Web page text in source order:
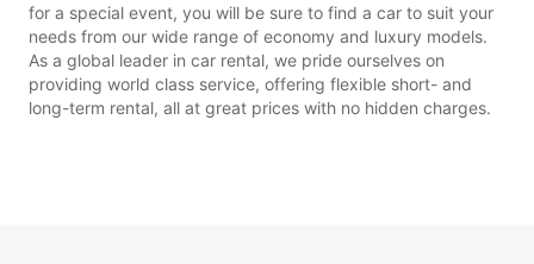
for a special event, you will be sure to find a car to suit your
needs from our wide range of economy and luxury models.
As a global leader in car rental, we pride ourselves on
providing world class service, offering flexible short- and
long-term rental, all at great prices with no hidden charges.